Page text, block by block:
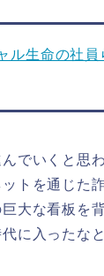
ル生命の社
でいくと思
トを通じた
大な看板を
に入ったな